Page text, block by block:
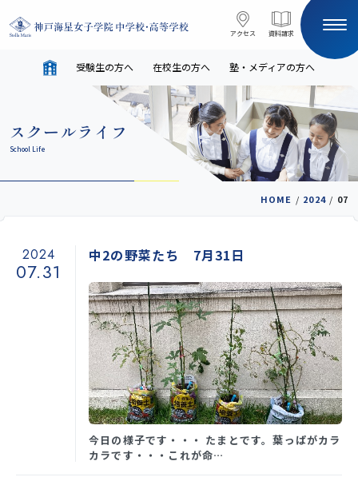
アクセス 資料請求
アクセス 資料請求
HOME
在校生の方へ
受験生の方へ 在校生の方へ 塾・メディアの方へ
スクールライフ
School Life
HOME / 2024 / 07
2024
07.31
中2の野菜たち 7月31日
今日の様子です・・・ たまとです。葉っぱがカラ
カラです・・・これが命…